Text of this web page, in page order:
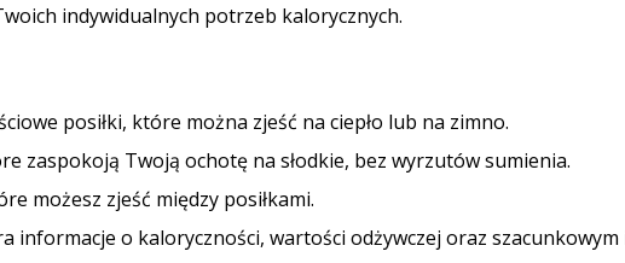
indywidualnych potrzeb kalorycznych.
posiłki, które można zjeść na ciepło lub na zimno.
zaspokoją Twoją ochotę na słodkie, bez wyrzutów sumienia.
możesz zjeść między posiłkami.
informacje o kaloryczności, wartości odżywczej oraz szacunkowym